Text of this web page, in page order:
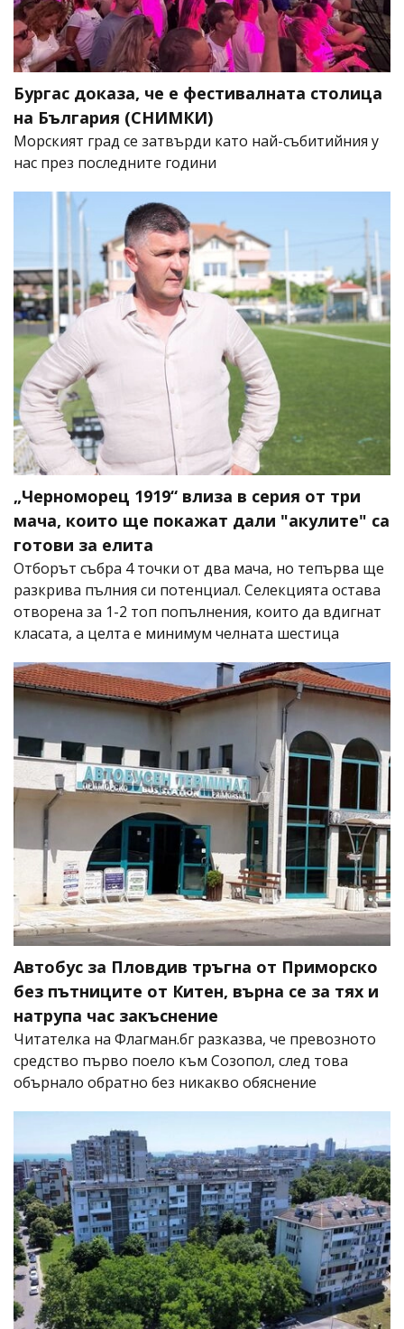
Бургас доказа, че е фестивалната столица
на България (СНИМКИ)
Морският град се затвърди като най-събитийния у
нас през последните години
„Черноморец 1919“ влиза в серия от три
мача, които ще покажат дали "акулите" са
готови за елита
Отборът събра 4 точки от два мача, но тепърва ще
разкрива пълния си потенциал. Селекцията остава
отворена за 1-2 топ попълнения, които да вдигнат
класата, а целта е минимум челната шестица
Автобус за Пловдив тръгна от Приморско
без пътниците от Китен, върна се за тях и
натрупа час закъснение
Читателка на Флагман.бг разказва, че превозното
средство първо поело към Созопол, след това
обърнало обратно без никакво обяснение